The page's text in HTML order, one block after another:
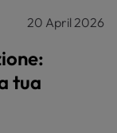
20 April 2026
tua